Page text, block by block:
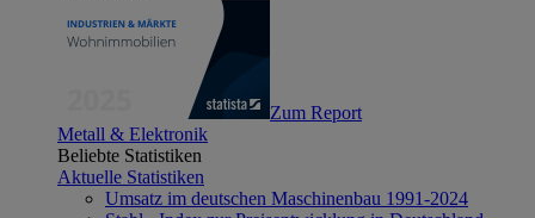
Zum Report
Metall & Elektronik
Beliebte Statistiken
Aktuelle Statistiken
Umsatz im deutschen Maschinenbau 1991-2024